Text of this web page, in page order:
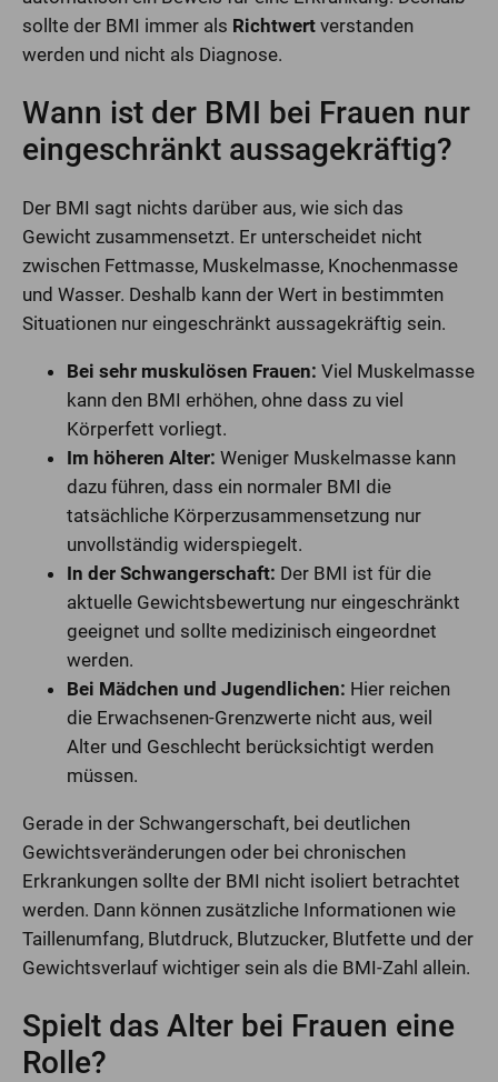
sollte der BMI immer als Richtwert verstanden
werden und nicht als Diagnose.
Wann ist der BMI bei Frauen nur
eingeschränkt aussagekräftig?
Der BMI sagt nichts darüber aus, wie sich das
Gewicht zusammensetzt. Er unterscheidet nicht
zwischen Fettmasse, Muskelmasse, Knochenmasse
und Wasser. Deshalb kann der Wert in bestimmten
Situationen nur eingeschränkt aussagekräftig sein.
Bei sehr muskulösen Frauen: Viel Muskelmasse
kann den BMI erhöhen, ohne dass zu viel
Körperfett vorliegt.
Im höheren Alter: Weniger Muskelmasse kann
dazu führen, dass ein normaler BMI die
tatsächliche Körperzusammensetzung nur
unvollständig widerspiegelt.
In der Schwangerschaft: Der BMI ist für die
aktuelle Gewichtsbewertung nur eingeschränkt
geeignet und sollte medizinisch eingeordnet
werden.
Bei Mädchen und Jugendlichen: Hier reichen
die Erwachsenen-Grenzwerte nicht aus, weil
Alter und Geschlecht berücksichtigt werden
müssen.
Gerade in der Schwangerschaft, bei deutlichen
Gewichtsveränderungen oder bei chronischen
Erkrankungen sollte der BMI nicht isoliert betrachtet
werden. Dann können zusätzliche Informationen wie
Taillenumfang, Blutdruck, Blutzucker, Blutfette und der
Gewichtsverlauf wichtiger sein als die BMI-Zahl allein.
Spielt das Alter bei Frauen eine
Rolle?